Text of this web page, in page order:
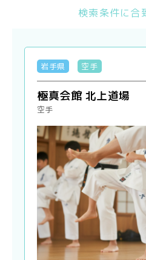
検索条件に合
岩手県 空手
極真会館 北上道場
空手